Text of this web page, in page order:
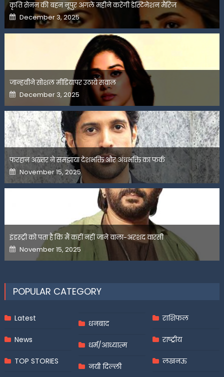
कृति सेनन की बहन नूपुर अगले महीने करेंगी डेस्टिनेशन मैरिज
Posted
on
December 3, 2025
जान्हवीने सोशल मीडियापर उठाये सवाल
Posted
on
December 3, 2025
फरहान अख्तर ने समझाया देशभक्ति और अंधभक्ति का फर्क
Posted
on
November 15, 2025
इंडस्ट्री को पता है कि मैं कहीं नहीं जाने वाला-अरशद वारसी
Posted
on
November 15, 2025
POPULAR CATEGORY
Latest
News
TOP STORIES
धनबाद
धर्म/आध्यात्म
नयी दिल्ली
राशिफल
राष्ट्रीय
लखनऊ